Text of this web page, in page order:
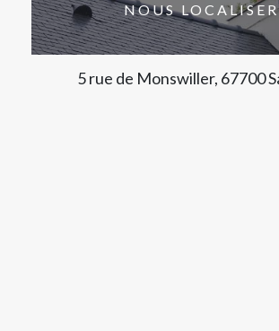
NOUS LOCALISER
5 rue de Monswiller, 67700